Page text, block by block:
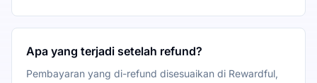
Apa yang terjadi setelah refund?
Pembayaran yang di-refund disesuaikan di Rewardful,